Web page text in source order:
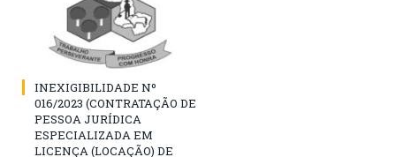
INEXIGIBILIDADE Nº
016/2023 (CONTRATAÇÃO DE
PESSOA JURÍDICA
ESPECIALIZADA EM
LICENÇA (LOCAÇÃO) DE